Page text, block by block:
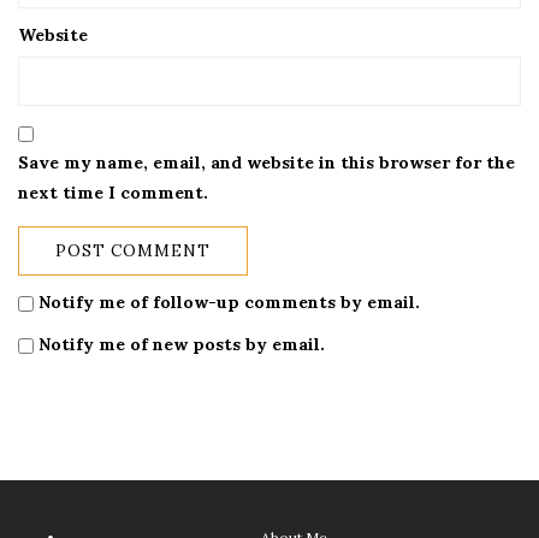
Website
Save my name, email, and website in this browser for the
next time I comment.
Notify me of follow-up comments by email.
Notify me of new posts by email.